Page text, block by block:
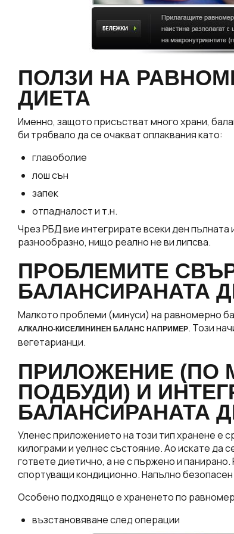
ПОЛЗИ НА
ДИЕТА
Именно, защото присъстват много храни,
би трябвало да се очакват оплаквания като:
главоболие
лош сън
запек
отпадналост и т.н.
Чрез РБД вие интегрирате всеки ден
разнообразно, нищо реално не ви липсва.
ПРОБЛЕМИТЕ
БАЛАНСИРАНАТА
Малкото проблеми (минуси) на равномерно
АЛКАЛНО-КИСЕЛИНИНЕН БАЛАНС НАПРИМЕР. Този
вегетарианци.
ПРИЛОЖЕНИЕ (ПО
ПОДБУДИ) И
БАЛАНСИРАНАТА
Уленес приложението на този тип хранене е
килограми и уелнес състояние. Ао искате
гответе диетично, а не с пържено и
спортуващи кондиционно. Напълно
Особено подходящо е храненето по
възстановяване след операции